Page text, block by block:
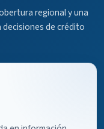
regional y una
de crédito